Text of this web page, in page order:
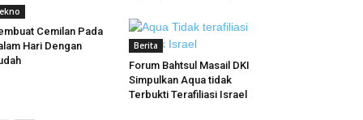
Cemilan Pada
Hari Dengan
Berita
Forum Bahtsul Masail DKI
Simpulkan Aqua tidak
Terbukti Terafiliasi Israel